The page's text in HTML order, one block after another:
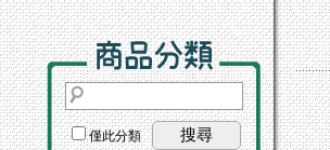
僅此分類 搜尋